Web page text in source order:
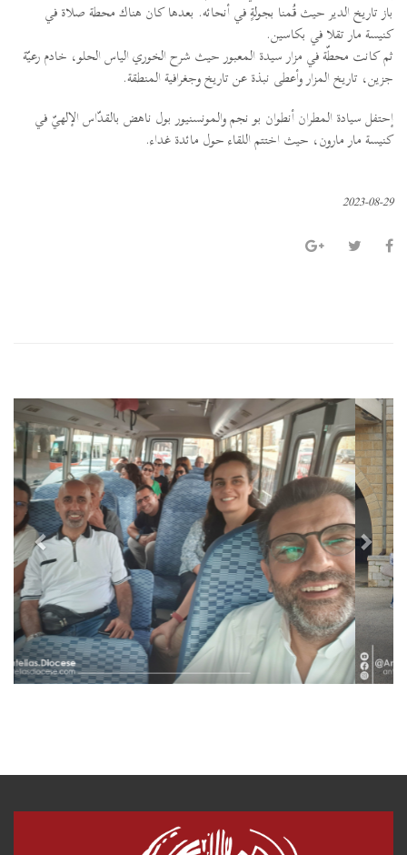
باز تاريخ الدير حيث قُمنا بجولةٍ في أنحائه. بعدها كان هناك محطة صلاة في
كنيسة مار تقلا في بكاسين.
ثم كانت محطّة في مزار سيدة المعبور حيث شرح الخوري الياس الحلو، خادم رعيّة
جزين، تاريخ المزار وأعطى نبذة عن تاريخ وجغرافية المنطقة.
إحتفل سيادة المطران أنطوان بو نجم والمونسنيور بول ناهض بالقدّاس الإلهيّ في
كنيسة مار مارون، حيث اختتم اللقاء حول مائدة غداء.
2023-08-29
P
r
e
v
i
o
u
s
N
e
x
t